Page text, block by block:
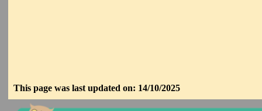
This page was last updated on: 14/10/2025